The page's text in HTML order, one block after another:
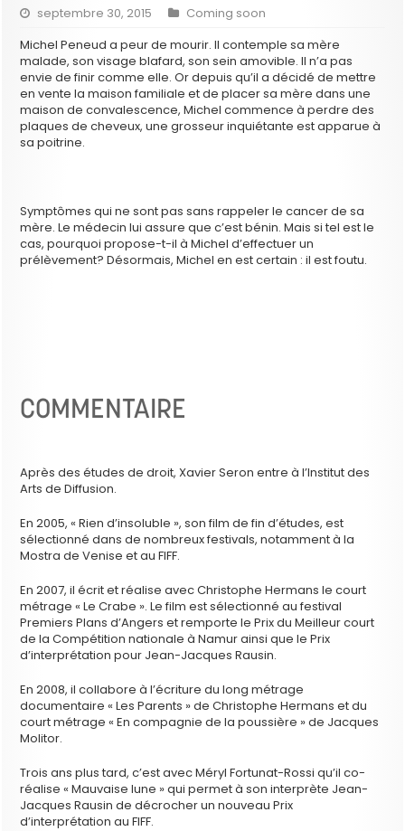
septembre 30, 2015
Coming soon
Michel Peneud a peur de mourir. Il contemple sa mère
malade, son visage blafard, son sein amovible. Il n’a pas
envie de finir comme elle. Or depuis qu’il a décidé de mettre
en vente la maison familiale et de placer sa mère dans une
maison de convalescence, Michel commence à perdre des
plaques de cheveux, une grosseur inquiétante est apparue à
sa poitrine.
Symptômes qui ne sont pas sans rappeler le cancer de sa
mère. Le médecin lui assure que c’est bénin. Mais si tel est le
cas, pourquoi propose-t-il à Michel d’effectuer un
prélèvement? Désormais, Michel en est certain : il est foutu.
COMMENTAIRE
Après des études de droit, Xavier Seron entre à l’Institut des
Arts de Diffusion.
En 2005, « Rien d’insoluble », son film de fin d’études, est
sélectionné dans de nombreux festivals, notamment à la
Mostra de Venise et au FIFF.
En 2007, il écrit et réalise avec Christophe Hermans le court
métrage « Le Crabe ». Le film est sélectionné au festival
Premiers Plans d’Angers et remporte le Prix du Meilleur court
de la Compétition nationale à Namur ainsi que le Prix
d’interprétation pour Jean-Jacques Rausin.
En 2008, il collabore à l’écriture du long métrage
documentaire « Les Parents » de Christophe Hermans et du
court métrage « En compagnie de la poussière » de Jacques
Molitor.
Trois ans plus tard, c’est avec Méryl Fortunat-Rossi qu’il co-
réalise « Mauvaise lune » qui permet à son interprète Jean-
Jacques Rausin de décrocher un nouveau Prix
d’interprétation au FIFF.